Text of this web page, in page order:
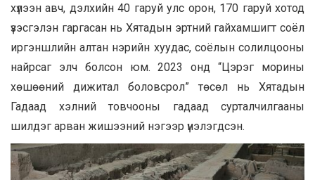
хүлээн авч, дэлхийн 40 гаруй улс орон, 170 гаруй хотод
үзэсгэлэн гаргасан нь Хятадын эртний гайхамшигт соёл
иргэншлийн алтан нэрийн хуудас, соёлын солилцооны
найрсаг элч болсон юм. 2023 онд “Цэрэг морины
хөшөөний дижитал боловсрол” төсөл нь Хятадын
Гадаад хэлний товчооны гадаад сурталчилгааны
шилдэг арван жишээний нэгээр үнэлэгдсэн.